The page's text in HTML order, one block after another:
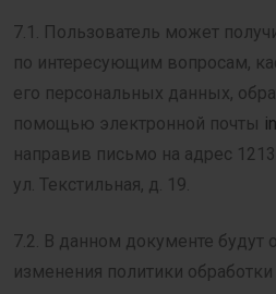
7.1. Пользователь может
по интересующим вопросам,
его персональных данных,
помощью электронной почты
направив письмо на адрес
ул. Текстильная, д. 19.
7.2. В данном документе
изменения политики